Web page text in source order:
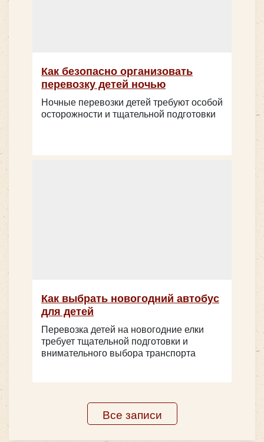
Как безопасно организовать
перевозку детей ночью
Ночные перевозки детей требуют особой
осторожности и тщательной подготовки
Как выбрать новогодний автобус
для детей
Перевозка детей на новогодние елки
требует тщательной подготовки и
внимательного выбора транспорта
Все записи